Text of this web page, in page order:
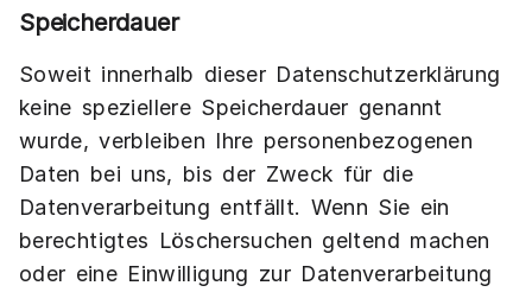
Speicherdauer
Soweit innerhalb dieser Datenschutzerklärung
keine speziellere Speicherdauer genannt
wurde, verbleiben Ihre personenbezogenen
Daten bei uns, bis der Zweck für die
Datenverarbeitung entfällt. Wenn Sie ein
berechtigtes Löschersuchen geltend machen
oder eine Einwilligung zur Datenverarbeitung